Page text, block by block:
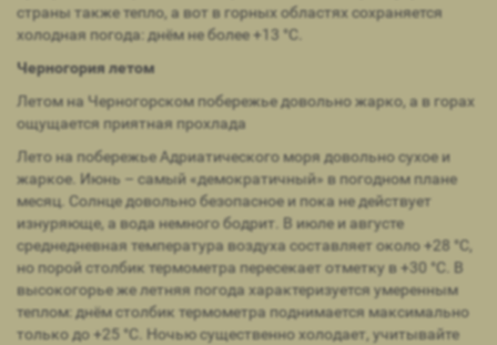
страны также тепло, а вот в горных областях сохраняется
холодная погода: днём не более +13 °С.
Черногория летом
Летом на Черногорском побережье довольно жарко, а в горах
ощущается приятная прохлада
Лето на побережье Адриатического моря довольно сухое и
жаркое. Июнь – самый «демократичный» в погодном плане
месяц. Солнце довольно безопасное и пока не действует
изнуряюще, а вода немного бодрит. В июле и августе
среднедневная температура воздуха составляет около +28 °С,
но порой столбик термометра пересекает отметку в +30 °С. В
высокогорье же летняя погода характеризуется умеренным
теплом: днём столбик термометра поднимается максимально
только до +25 °С. Ночью существенно холодает, учитывайте